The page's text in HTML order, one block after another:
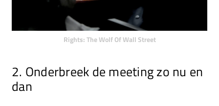
Rights: The Wolf Of Wall Street
2. Onderbreek de meeting zo nu en
dan